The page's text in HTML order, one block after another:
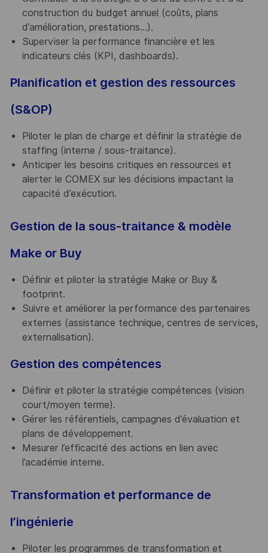
construction du budget annuel (coûts, plans
d’amélioration, prestations…).
Superviser la performance financière et les
indicateurs clés (KPI, dashboards).
Planification et gestion des ressources
(S&OP)
Piloter le plan de charge et définir la stratégie de
staffing (interne / sous-traitance).
Anticiper les besoins critiques en ressources et
alerter le COMEX sur les décisions impactant la
capacité d’exécution.
Gestion de la sous-traitance & modèle
Make or Buy
Définir et piloter la stratégie Make or Buy &
footprint.
Suivre et améliorer la performance des partenaires
externes (assistance technique, centres de services,
externalisation).
Gestion des compétences
Définir et piloter la stratégie compétences (vision
court/moyen terme).
Gérer les référentiels, campagnes d’évaluation et
plans de développement.
Mesurer l’efficacité des actions en lien avec
l’académie interne.
Transformation et performance de
l’ingénierie
Piloter les programmes de transformation et